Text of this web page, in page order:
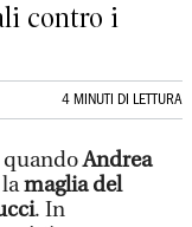
contro i
4 MINUTI DI LETTURA
quandoAndrea
maglia del
. In